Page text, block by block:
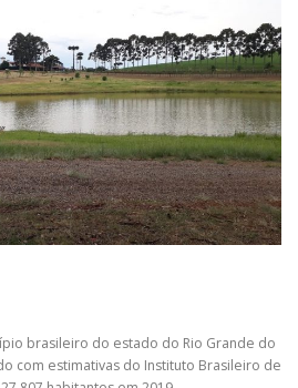
brasileiro do estado do Rio Grande do
com estimativas do Instituto Brasileiro de